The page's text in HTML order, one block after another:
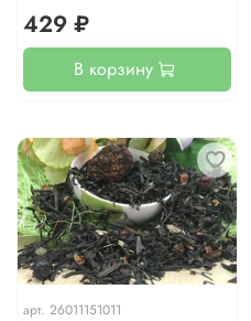
429 ₽
В корзину
арт. 26011151011